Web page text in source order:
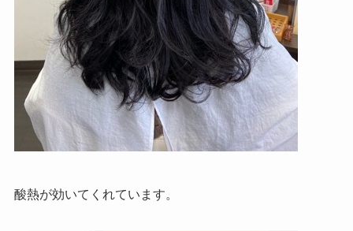
酸熱が効いてくれています。